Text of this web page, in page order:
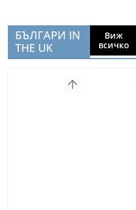
БЪЛГАРИ IN
THE UK
Виж
всичко